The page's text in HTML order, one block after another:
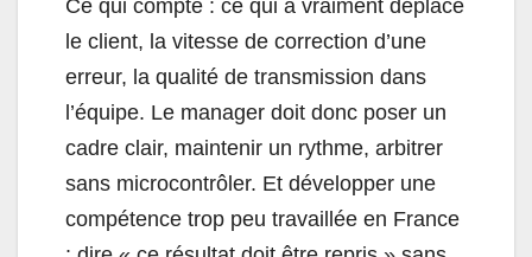
Ce qui compte : ce qui a vraiment déplacé
le client, la vitesse de correction d’une
erreur, la qualité de transmission dans
l’équipe. Le manager doit donc poser un
cadre clair, maintenir un rythme, arbitrer
sans microcontrôler. Et développer une
compétence trop peu travaillée en France